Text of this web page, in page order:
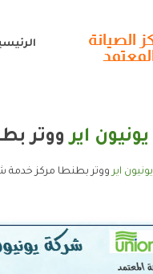
يونيون ايرووتر
يونيون ايرووتر بطنطا مركز خدمة